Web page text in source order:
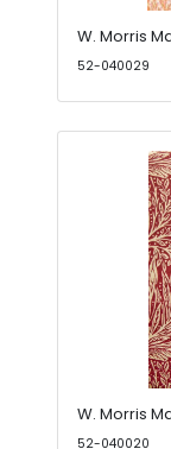
W. Morris
52-040029
W. Morris
52-040020